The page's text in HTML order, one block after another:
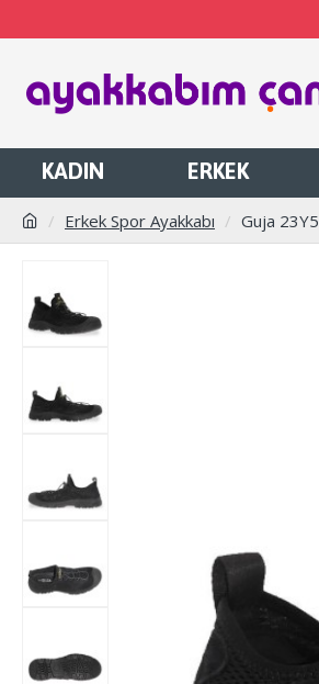
KADIN ERKEK
Erkek Spor Ayakkabı Guja